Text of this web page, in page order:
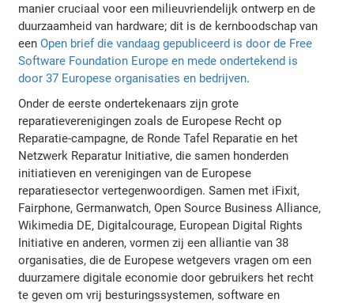
manier cruciaal voor een milieuvriendelijk ontwerp en de
duurzaamheid van hardware; dit is de kernboodschap van
eenOpen brief die vandaag gepubliceerd is door de Free
Software Foundation Europe en mede ondertekend is
door 37 Europese organisaties en bedrijven.
Onder de eerste ondertekenaars zijn grote
reparatieverenigingen zoals de Europese Recht op
Reparatie-campagne, de Ronde Tafel Reparatie en het
Netzwerk Reparatur Initiative, die samen honderden
initiatieven en verenigingen van de Europese
reparatiesector vertegenwoordigen. Samen met iFixit,
Fairphone, Germanwatch, Open Source Business Alliance,
Wikimedia DE, Digitalcourage, European Digital Rights
Initiative en anderen, vormen zij een alliantie van 38
organisaties, die de Europese wetgevers vragen om een
duurzamere digitale economie door gebruikers het recht
te geven om vrij besturingssystemen, software en